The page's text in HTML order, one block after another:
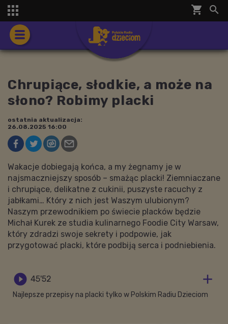
shopping_cart 

Chrupiące, słodkie, a może na
słono? Robimy placki
ostatnia aktualizacja:
26.08.2025 16:00
Wakacje dobiegają końca, a my żegnamy je w
najsmaczniejszy sposób – smażąc placki! Ziemniaczane
i chrupiące, delikatne z cukinii, puszyste racuchy z
jabłkami… Który z nich jest Waszym ulubionym?
Naszym przewodnikiem po świecie placków będzie
Michał Kurek ze studia kulinarnego Foodie City Warsaw,
który zdradzi swoje sekrety i podpowie, jak
przygotować placki, które podbiją serca i podniebienia.
 45'52 
Najlepsze przepisy na placki tylko w Polskim Radiu Dzieciom